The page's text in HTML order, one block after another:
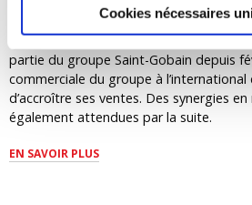
Cookies nécessaires
Le fabricant de revêtements textiles
murs basé à Vieux-Thann, non loin de
partie du groupe Saint-Gobain depuis
commerciale du groupe à
d’accroître ses ventes. Des synergies
également attendues par la suite.
EN SAVOIR PLUS